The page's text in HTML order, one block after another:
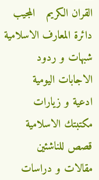
القران الكريم
المجيب
دائرة المعارف الاسلامية
شبهات و ردود
الاجابات اليومية
ادعية و زيارات
مكتبتك الاسلامية
قصص للناشئين
مقالات و دراسات